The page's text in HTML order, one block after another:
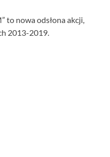
to nowa odsłona akcji,
2013-2019.